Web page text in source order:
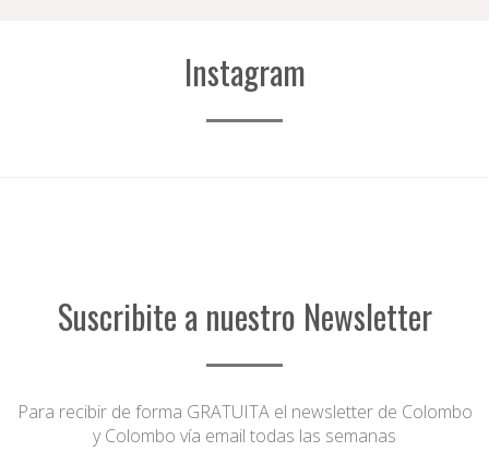
Instagram
Suscribite a nuestro Newsletter
Para recibir de forma GRATUITA el newsletter de Colombo
y Colombo vía email todas las semanas